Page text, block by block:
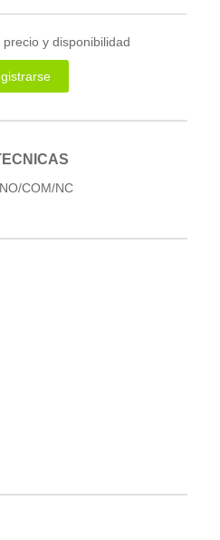
y disponibilidad
COM/NC